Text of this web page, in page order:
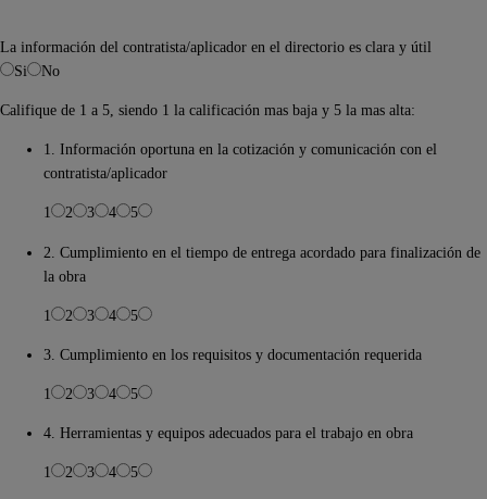
La información del contratista/aplicador en el directorio es clara y útil
Si
No
Califique de 1 a 5, siendo 1 la calificación mas baja y 5 la mas alta:
1. Información oportuna en la cotización y comunicación con el
contratista/aplicador
1 2 3 4 5
2. Cumplimiento en el tiempo de entrega acordado para finalización de
la obra
1 2 3 4 5
3. Cumplimiento en los requisitos y documentación requerida
1 2 3 4 5
4. Herramientas y equipos adecuados para el trabajo en obra
1 2 3 4 5